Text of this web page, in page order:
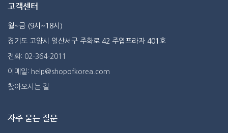
고객센터
월~금 (9시~18시)
경기도 고양시 일산서구 주화로 42 주엽프라자 401호
전화: 02-364-2011
이메일: help@shopofkorea.com
찾아오시는 길
자주 묻는 질문